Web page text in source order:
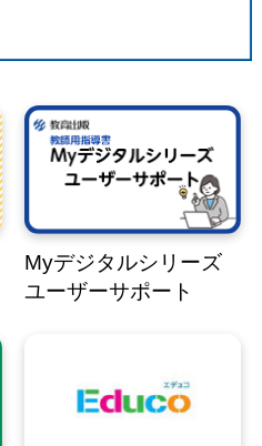
Myデジタルシリーズ
ユーザーサポート